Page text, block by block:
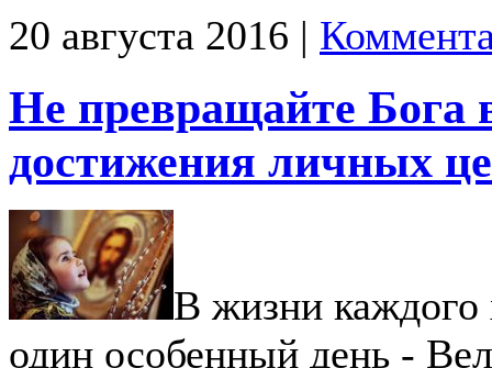
20 августа 2016 |
Не превращайте Бога
достижения личных
В жизни каждого
один особенный день -